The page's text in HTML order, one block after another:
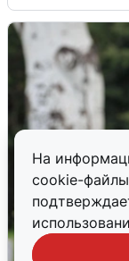
На
cookie-